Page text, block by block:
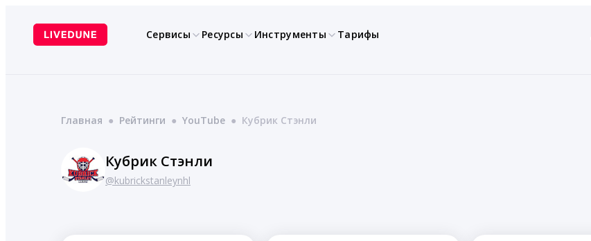
содержимому
Сервисы Ресурсы Инструменты Тарифы
Главная ● Рейтинги ● YouTube ● Кубрик Стэнли
Кубрик Стэнли
@kubrickstanleynhl